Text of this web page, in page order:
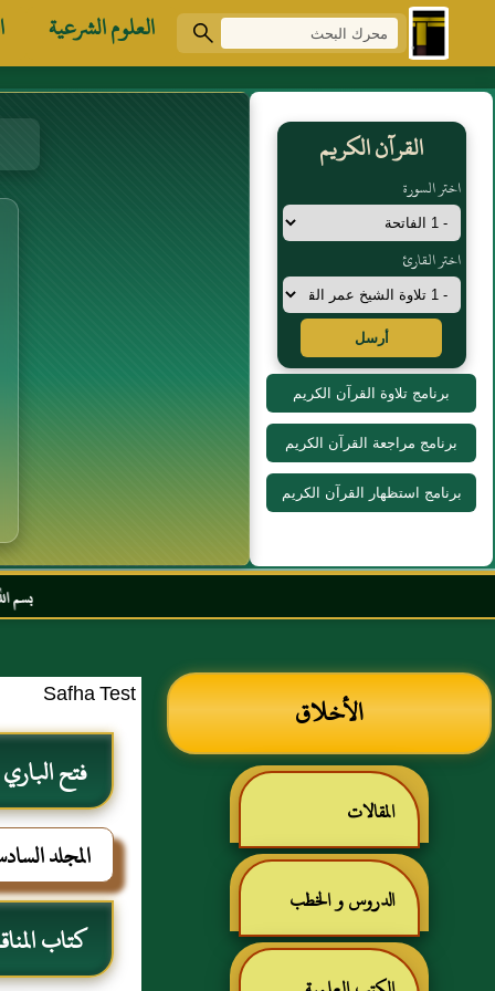
العلوم الشرعية
القرآن الكريم
اختر السورة
اختر القارئ
أرسل
برنامج تلاوة القرآن الكريم
برنامج مراجعة القرآن الكريم
برنامج استظهار القرآن الكريم
بسم الله الرحمن
الأخلاق
المقالات
الدروس و الخطب
Safha Test
فتح
المجلد
كتاب